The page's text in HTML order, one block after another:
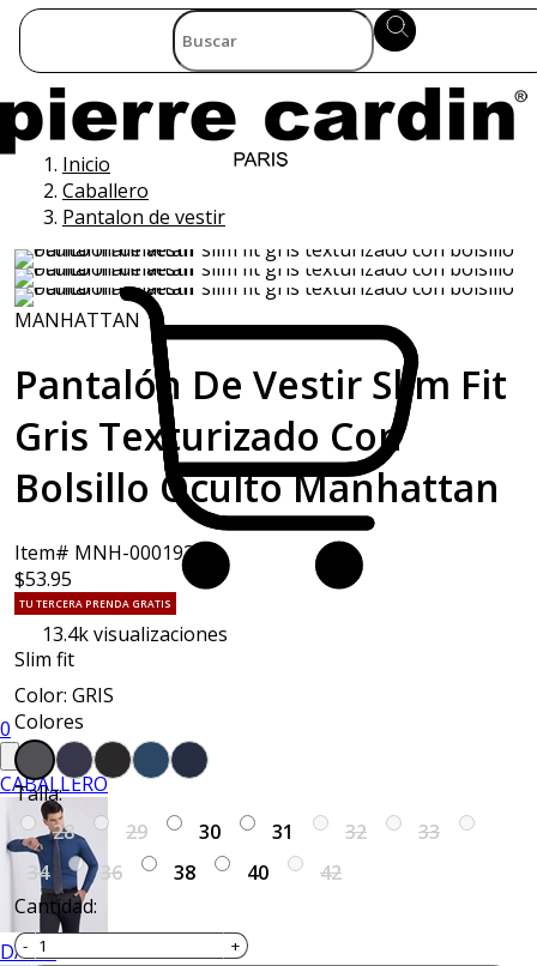
0
CABALLERO
DAMA
Inicio
Caballero
Pantalon de vestir
MANHATTAN
Pantalón De Vestir Slim Fit
Gris Texturizado Con
Bolsillo Oculto Manhattan
Item# MNH-000193
$53.95
TU TERCERA PRENDA GRATIS
13.4kvisualizaciones
Slim fit
Color: GRIS
Colores
Talla:
28
29 30 31 32
33
34
36 38 40
42
Cantidad: